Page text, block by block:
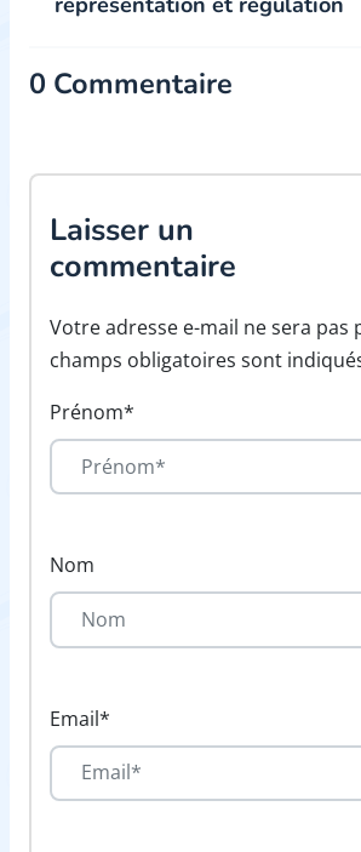
0 Commentaire
Laisser un
commentaire
Votre adresse e-mail ne sera pas
champs obligatoires sont
Prénom*
Nom
Email*